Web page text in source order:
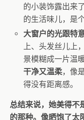
的小装饰露出来
的生活味儿，是
大窗户的光跟特
上、头发丝儿上
景模糊成一片温
干净又温柔​，像
得没有距离感。
总结来说，她美得不
的那种。像晒饱了太